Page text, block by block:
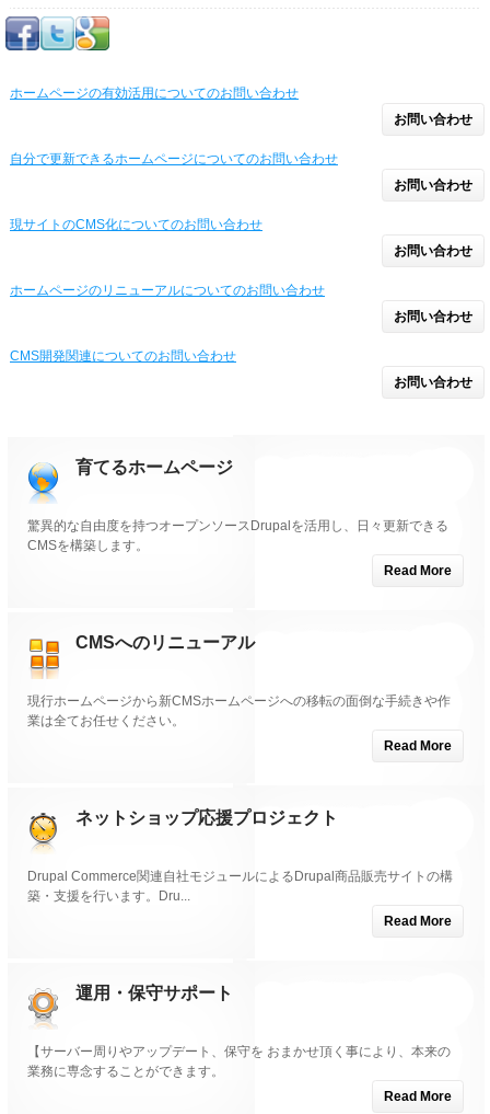
ホームページの有効活用についてのお問い合わせ
お問い合わせ
自分で更新できるホームページについてのお問い合わせ
お問い合わせ
現サイトのCMS化についてのお問い合わせ
お問い合わせ
ホームページのリニューアルについてのお問い合わせ
お問い合わせ
CMS開発関連についてのお問い合わせ
お問い合わせ
育てるホームページ
驚異的な自由度を持つオープンソースDrupalを活用し、日々更新できる
CMSを構築します。
Read More
CMSへのリニューアル
現行ホームページから新CMSホームページへの移転の面倒な手続きや作
業は全てお任せください。
Read More
ネットショップ応援プロジェクト
Drupal Commerce関連自社モジュールによるDrupal商品販売サイトの構
築・支援を行います。Dru...
Read More
運用・保守サポート
【サーバー周りやアップデート、保守を おまかせ頂く事により、本来の
業務に専念することができます。
Read More